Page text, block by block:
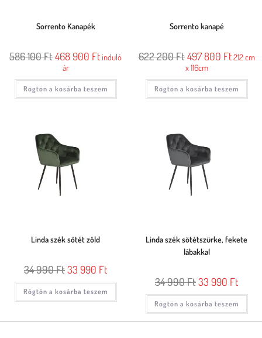
Sorrento Kanapék
586 100Ft468 900 Ftinduló
ár
Rögtön a kosárba teszem
Sorrento kanapé
622 200Ft 497 800 Ft212 cm
x 116cm
Rögtön a kosárba teszem
Linda szék sötét zöld
34 990Ft33 990 Ft
Rögtön a kosárba teszem
Linda szék sötétszürke, fekete
lábakkal
34 990Ft33 990 Ft
Rögtön a kosárba teszem